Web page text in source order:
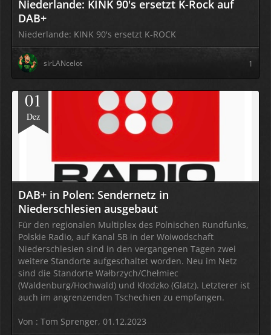
Niederlande: KINK 90's ersetzt K-Rock auf
DAB+
Niederlande: KINK 90's ersetzt K-ROCK
sirLANcelot 1
01
Dez
DAB+ in Polen: Sendernetz in
Niederschlesien ausgebaut
Für den regionalen Multiplex des Polnischen Rundfunks,
Polskie Radio, auf Kanal 5B in der Woiwodschaft
Niederschlesien sind in den vergangenen Tagen zwei
weitere Standorte aufgeschaltet worden. Neu im Netz
sind die Standorte Wałbrzych/Chełmiec
(Waldenburg/Hochwald) und Kłodzko (Glatz). Letzterer ist
auch im angrenzenden Tschechien zu empfangen.
Von : Tom Sprenger, 01.12.2023